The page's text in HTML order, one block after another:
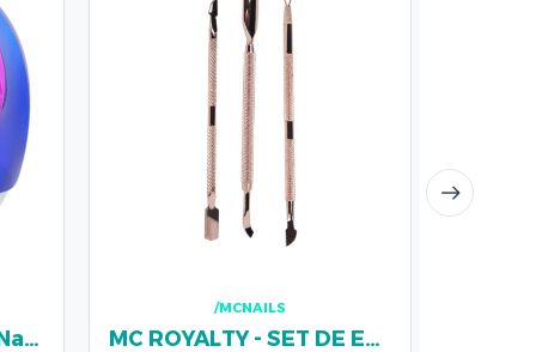
Lampara UV/Let SUN Nail Lamp 54 w TORNASOL ROSADA
/MCNAILS
MC ROYALTY - SET DE EMPUJADOR ROSE GOLD